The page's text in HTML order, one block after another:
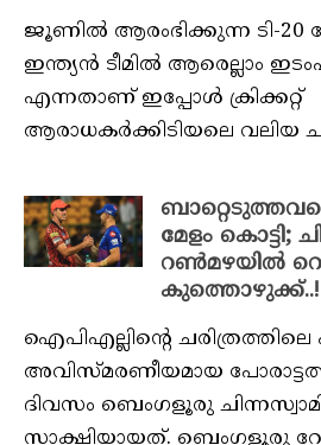
ജൂണിൽ ആരംഭിക്കുന്ന ‌ടി-20
ഇന്ത്യൻ ടീമിൽ ആരെല്ലാം
എന്നതാണ് ഇപ്പോൾ ക്രിക്കറ്റ്
ആരാധകർക്കിടിയലെ വലിയ
മേളം കൊട്ടി;
റൺമഴയിൽ
കുത്തൊഴുക്ക്..!
ഐപിഎല്ലിന്റെ
അവിസ്മരണീയമായ
ദിവസം ബെംഗളൂരു
സാക്ഷിയായത്. ബെംഗളൂരു